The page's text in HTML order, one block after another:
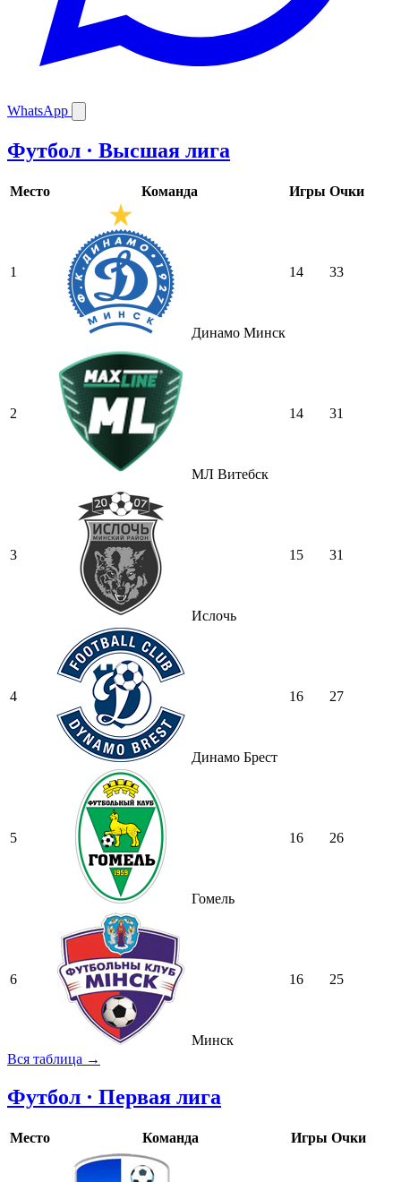
WhatsApp
Футбол · Высшая лига
Место Команда Игры Очки
1
Динамо Минск
14 33
2
МЛ Витебск
14 31
3
Ислочь
15 31
4
Динамо Брест
16 27
5
Гомель
16 26
6
Минск
16 25
Вся таблица →
Футбол · Первая лига
Место Команда Игры Очки